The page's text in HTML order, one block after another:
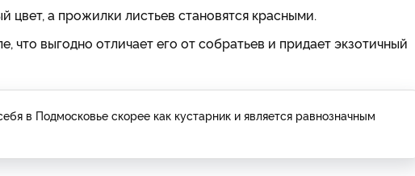
а прожилки листьев становятся красными.
что выгодно отличает его от собратьев и придает экзотичный
в Подмосковье скорее как кустарник и является равнозначным